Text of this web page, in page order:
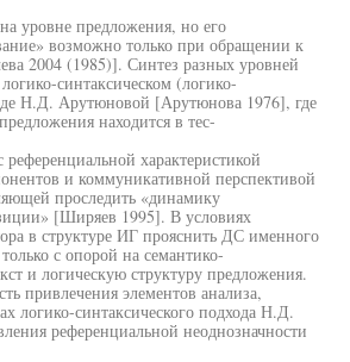
уровне предложения, но его
возможно только при обращении к
2004 (1985)]. Синтез разных уровней
синтаксическом (логико-
Н.Д. Арутюновой [Арутюнова 1976], где
находится в тес-
характеристикой
и коммуникативной перспективой
проследить «динамику
[Ширяев 1995]. В условиях
в структуре ИГ прояснить ДС именного
с опорой на семантико-
и логическую структуру предложения.
привлечения элементов анализа,
логико-синтаксического подхода Н.Д.
референциальной неоднозначности